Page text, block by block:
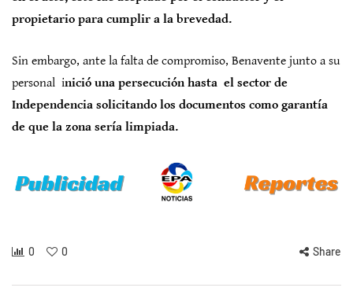
propietario para cumplir a la brevedad.
Sin embargo, ante la falta de compromiso, Benavente junto a su
personal inició una persecución hasta el sector de
Independencia solicitando los documentos como garantía
de que la zona sería limpiada.
0 0 Share